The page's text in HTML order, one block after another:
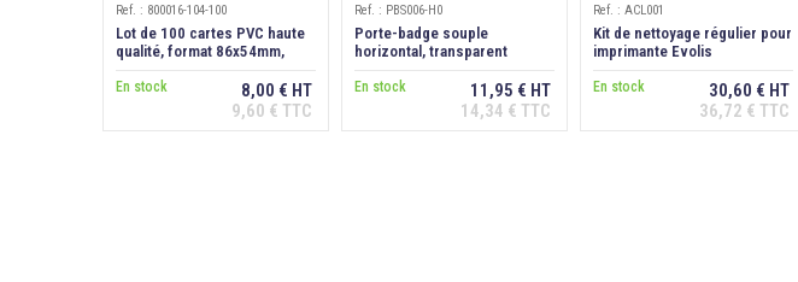
Ref. : 800016-104-100
Lot de 100 cartes PVC haute
qualité, format 86x54mm,
En stock
8,00 € HT
9,60 € TTC
Ajouter au
Ref. : PBS006-H0
Porte-badge souple
horizontal, transparent
En stock
11,95 € HT
14,34 € TTC
Ajouter au
Ref. : ACL001
Kit de nettoyage régulier pour
imprimante Evolis
En stock
30,60 € HT
36,72 € TTC
Ajouter au